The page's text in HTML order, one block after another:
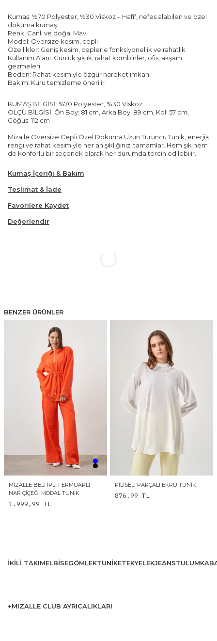
Kumaş: %70 Polyester, %30 Viskoz – Hafif, nefes alabilen ve özel
dokuma kumaş
Renk: Canlı ve doğal Mavi
Model: Oversize kesim, cepli
Özellikler: Geniş kesim, ceplerle fonksiyonellik ve rahatlık
Kullanım Alanı: Günlük şıklık, rahat kombinler, ofis, akşam
gezmeleri
Beden: Rahat kesimiyle özgür hareket imkanı
Bakım: Kuru temizleme önerilir
KUMAŞ BİLGİSİ: %70 Polyester, %30 Viskoz
ÖLÇÜ BİLGİSİ: Ön Boy: 81 cm, Arka Boy: 89 cm, Kol: 57 cm,
Göğüs: 112 cm
Mizalle Oversize Cepli Özel Dokuma Uzun Turuncu Tunik, enerjik
rengi ve rahat kesimiyle her an şıklığınızı tamamlar. Hem şık hem
de konforlu bir seçenek olarak her durumda tercih edilebilir.
Kumaş İçeriği & Bakım
Teslimat & İade
Favorilere Kaydet
Değerlendir
BENZER ÜRÜNLER
MIZALLE BELI İPLI FERMUARLI
NAR ÇIÇEĞI MODAL TUNIK
1.999,99 TL
PILISELI PARÇALI EKRU TUNIK
876,99 TL
İKILI TAKIMELBISEGÖMLEKTUNIKETEKYELEKJEANSTULUM
+MIZALLE CLUB AYRICALIKLARI